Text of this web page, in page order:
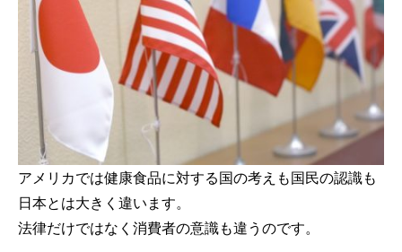
アメリカでは健康食品に対する国の考えも国民の認識も
日本とは大きく違います。
法律だけではなく消費者の意識も違うのです。